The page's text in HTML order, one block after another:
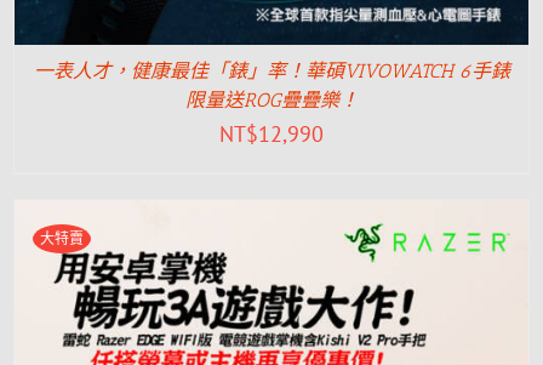
一表人才，健康最佳「錶」率！華碩VIVOWATCH 6手錶
限量送ROG疊疊樂！
NT$12,990
大特賣